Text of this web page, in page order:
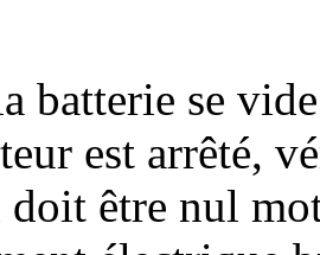
batterie se
est arrêté,
être nul